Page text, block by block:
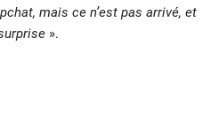
mais ce n’est pas arrivé, et
».